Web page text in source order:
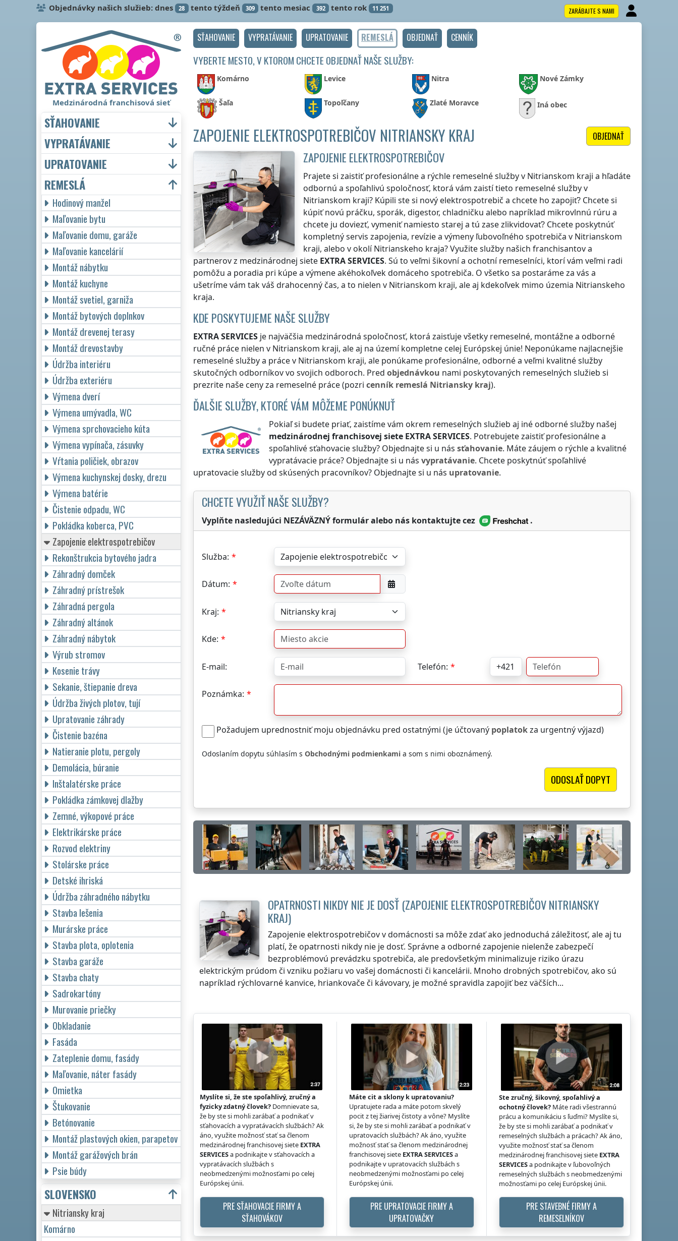
Objednávky našich služieb: dnes 28 tento týždeň 309 tento mesiac 392 tento rok 11 251 ZARÁBAJTE S NAMI
SŤAHOVANIE VYPRATÁVANIE UPRATOVANIE REMESLÁ OBJEDNAŤ CENNÍK
VYBERTE MESTO, V KTOROM CHCETE OBJEDNAŤ NAŠE SLUŽBY:
Komárno Levice Nitra Nové Zámky
Šaľa Topoľčany Zlaté Moravce Iná obec
OBJEDNAŤ
ZAPOJENIE ELEKTROSPOTREBIČOV NITRIANSKY KRAJ
ZAPOJENIE ELEKTROSPOTREBIČOV
Prajete si zaistiť profesionálne a rýchle remeselné službyv Nitrianskom kraji a hľadáte
odbornú a spoľahlivú spoločnosť, ktorá vám zaistí tieto remeselné službyv
Nitrianskom kraji? Kúpili ste si nový elektrospotrebič a chcete ho zapojiť? Chcete si
kúpiť novú práčku, sporák, digestor, chladničku alebo napríklad mikrovlnnú rúru a
chcete ju doviezť, vymeniť namiesto starej a tú zase zlikvidovať? Chcete poskytnúť
kompletný servis zapojenia, revízie a výmeny ľubovoľného spotrebiča v Nitrianskom
kraji, alebo v okolíNitrianskeho kraja? Využite služby našich franchisantov a
partnerov z medzinárodnej siete EXTRA SERVICES. Sú to veľmi šikovní a ochotní remeselníci, ktorí vám veľmi radi
pomôžu a poradia pri kúpe a výmene akéhokoľvek domáceho spotrebiča. O všetko sa postaráme za vás a
ušetríme vám tak váš drahocenný čas, a to nielen v Nitrianskom kraji, ale aj kdekoľvek mimo územia Nitrianskeho
kraja.
KDE POSKYTUJEME NAŠE SLUŽBY
EXTRA SERVICES je najväčšia medzinárodná spoločnosť, ktorá zaisťuje všetky remeselné, montážne a odborné
ručné práce nielen v Nitrianskom kraji, ale aj na území kompletne celej Európskej únie! Neponúkame najlacnejšie
remeselné služby a prácev Nitrianskom kraji, ale ponúkame profesionálne, odborné a veľmi kvalitné služby
skutočných odborníkov vo svojich odboroch. Pred objednávkou nami poskytovaných remeselných služieb si
prezrite naše ceny za remeselné práce (pozri cenník remeslá Nitriansky kraj).
ĎALŠIE SLUŽBY, KTORÉ VÁM MÔŽEME PONÚKNUŤ
Pokiaľ si budete priať, zaistíme vám okrem remeselných služieb aj iné odborné služby našej
medzinárodnej franchisovej siete EXTRA SERVICES. Potrebujete zaistiť profesionálne a
spoľahlivé sťahovacie služby? Objednajte si u nás sťahovanie. Máte záujem o rýchle a kvalitné
vypratávacie práce? Objednajte si u nás vypratávanie. Chcete poskytnúť spoľahlivé
upratovacie služby od skúsených pracovníkov? Objednajte si u nás upratovanie.
CHCETE VYUŽIŤ NAŠE SLUŽBY?
Vyplňte nasledujúci NEZÁVÄZNÝ formulár alebo nás kontaktujte cez .
Služba:
Dátum:
Kraj:
Kde:
E-mail: Telefón:
Poznámka:
Požadujem uprednostniť moju objednávku pred ostatnými (je účtovaný poplatokza urgentný výjazd)
Odoslaním dopytu súhlasím s Obchodnými podmienkami a som s nimi oboznámený.
OPATRNOSTI NIKDY NIE JE DOSŤ (ZAPOJENIE ELEKTROSPOTREBIČOVNITRIANSKY
KRAJ)
Zapojenie elektrospotrebičov v domácnosti sa môže zdať ako jednoduchá záležitosť, ale aj tu
platí, že opatrnosti nikdy nie je dosť. Správne a odborné zapojenie nielenže zabezpečí
bezproblémovú prevádzku spotrebiča, ale predovšetkým minimalizuje riziko úrazu
elektrickým prúdom či vzniku požiaru vo vašej domácnosti či kancelárii. Mnoho drobných spotrebičov, ako sú
napríklad rýchlovarné kanvice, hriankovače či kávovary, je možné spravidla zapojiť bez väčších...
Myslíte si, že ste spoľahlivý, zručný a
fyzicky zdatný človek? Domnievate sa,
že by ste si mohli zarábať a podnikať v
sťahovacích a vypratávacích službách? Ak
áno, využite možnosť stať sa členom
medzinárodnej franchisovej siete EXTRA
SERVICESa podnikajte v sťahovacích a
vypratávacích službách s
neobmedzenými možnosťami po celej
Európskej únii.
PRE SŤAHOVACIE FIRMY A
SŤAHOVÁKOV
Máte cit a sklony k upratovaniu?
Upratujete rada a máte potom skvelý
pocit z tej žiarivej čistoty a vône? Myslíte
si, že by ste si mohli zarábať a podnikať v
upratovacích službách? Ak áno, využite
možnosť stať sa členom medzinárodnej
franchisovej siete EXTRA SERVICESa
podnikajte v upratovacích službách s
neobmedzenými možnosťami po celej
Európskej únii.
PRE UPRATOVACIE FIRMY A
UPRATOVAČKY
Ste zručný, šikovný, spoľahlivý a
ochotný človek?Máte radi všestrannú
prácu a komunikáciu s ľuďmi? Myslíte si,
že by ste si mohli zarábať a podnikať v
remeselných službách a prácach? Ak áno,
využite možnosť stať sa členom
medzinárodnej franchisovej siete EXTRA
SERVICESa podnikajte v ľubovoľných
remeselných službách s neobmedzenými
možnosťami po celej Európskej únii.
PRE STAVEBNÉ FIRMY A
REMESELNÍKOV
Medzinárodná franchisová sieť
SŤAHOVANIE
VYPRATÁVANIE
UPRATOVANIE
REMESLÁ
Hodinový manžel
Maľovanie bytu
Maľovanie domu, garáže
Maľovanie kancelárií
Montáž nábytku
Montáž kuchyne
Montáž svetiel, garniža
Montáž bytových doplnkov
Montáž drevenej terasy
Montáž drevostavby
Údržba interiéru
Údržba exteriéru
Výmena dverí
Výmena umývadla, WC
Výmena sprchovacieho kúta
Výmena vypínača, zásuvky
Vŕtania poličiek, obrazov
Výmena kuchynskej dosky, drezu
Výmena batérie
Čistenie odpadu, WC
Pokládka koberca, PVC
Zapojenie elektrospotrebičov
Rekonštrukcia bytového jadra
Záhradný domček
Záhradný prístrešok
Záhradná pergola
Záhradný altánok
Záhradný nábytok
Výrub stromov
Kosenie trávy
Sekanie, štiepanie dreva
Údržba živých plotov, tují
Upratovanie záhrady
Čistenie bazéna
Natieranie plotu, pergoly
Demolácia, búranie
Inštalatérske práce
Pokládka zámkovej dlažby
Zemné, výkopové práce
Elektrikárske práce
Rozvod elektriny
Stolárske práce
Detské ihriská
Údržba záhradného nábytku
Stavba lešenia
Murárske práce
Stavba plota, oplotenia
Stavba garáže
Stavba chaty
Sadrokartóny
Murovanie priečky
Obkladanie
Fasáda
Zateplenie domu, fasády
Maľovanie, náter fasády
Omietka
Štukovanie
Betónovanie
Montáž plastových okien, parapetov
Montáž garážových brán
Psie búdy
SLOVENSKO
Nitriansky kraj
Komárno